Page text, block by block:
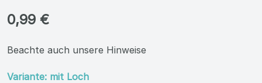
0,99 €
Beachte auch unsere Hinweise
Variante: mit Loch